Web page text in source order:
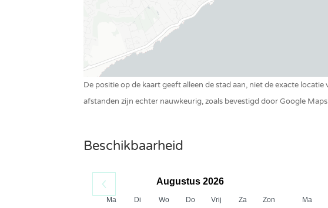
De positie op de kaart geeft alleen de stad aan, niet de exacte
afstanden zijn echter nauwkeurig, zoals bevestigd door Google
Beschikbaarheid
Augustus 2026
Ma Di Wo Do Vrij Za Zon Ma